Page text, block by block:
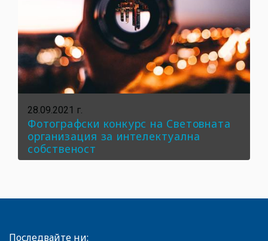
28.09.2021 г.
Фотографски конкурс на Световната
организация за интелектуална
собственост
Последвайте ни: